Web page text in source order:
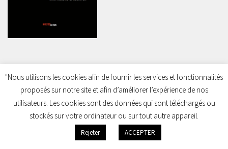
"Nous utilisons les cookies afin de fournir les services et fonctionnalités
proposés sur notre site et afin d’améliorer l’expérience de nos
utilisateurs. Les cookies sont des données qui sont téléchargés ou
stockés sur votre ordinateur ou sur tout autre appareil.
Rejeter ACCEPTER